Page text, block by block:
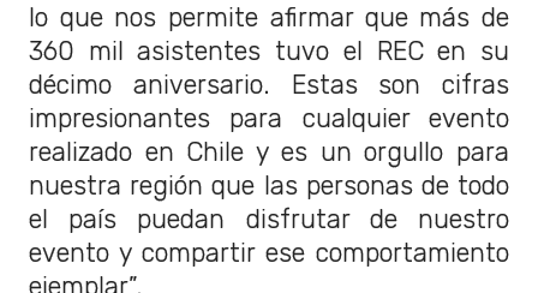
lo que nos permite afirmar que más de
360 mil asistentes tuvo el REC en su
décimo aniversario. Estas son cifras
impresionantes para cualquier evento
realizado en Chile y es un orgullo para
nuestra región que las personas de todo
el país puedan disfrutar de nuestro
evento y compartir ese comportamiento
ejemplar”.